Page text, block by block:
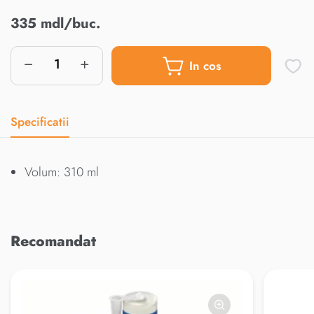
335 mdl/buc.
In cos
Specificatii
Volum: 310 ml
Recomandat